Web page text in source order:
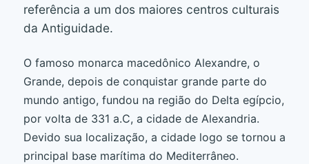
referência a um dos maiores centros culturais
da Antiguidade.
O famoso monarca macedônico Alexandre, o
Grande, depois de conquistar grande parte do
mundo antigo, fundou na região do Delta egípcio,
por volta de 331 a.C, a cidade de Alexandria.
Devido sua localização, a cidade logo se tornou a
principal base marítima do Mediterrâneo.